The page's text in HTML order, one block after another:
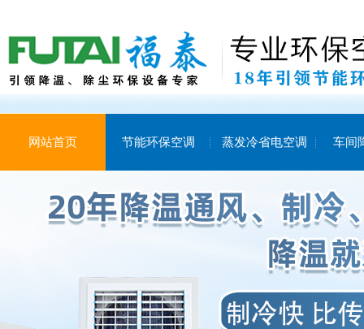
网站首页 节能环保空调 蒸发冷省电空调 车间